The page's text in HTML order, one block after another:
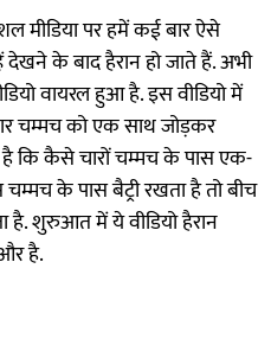
मीडिया पर हमें कई बार ऐसे
देखने के बाद हैरान हो जाते हैं. अभी
वायरल हुआ है. इस वीडियो में
चम्मच को एक साथ जोड़कर
है कि कैसे चारों चम्मच के पास एक-
के पास बैट्री रखता है तो बीच
शुरुआत में ये वीडियो हैरान
है.